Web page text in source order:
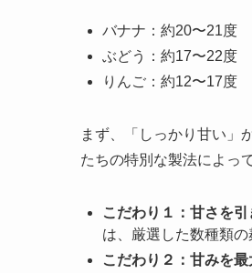
バナナ：約20〜21度
ぶどう：約17〜22度
りんご：約12〜17度
まず、「しっかり甘い」
たちの特別な製法によっ
こだわり１：甘さを引
は、厳選した数種類
こだわり２：甘みを最